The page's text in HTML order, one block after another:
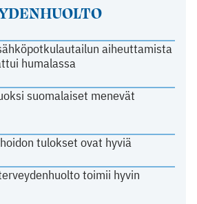
aiheuttamista
humalassa
suomalaiset menevät
tulokset ovat hyviä
toimii hyvin